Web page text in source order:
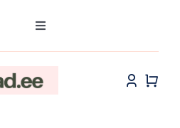
Toggle